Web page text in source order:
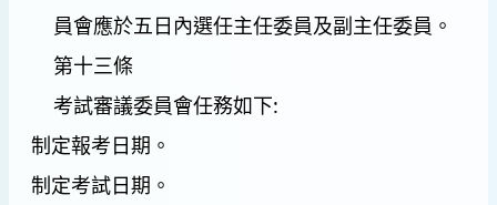
員會應於五日內選任主任委員及副主任委員。
第十三條
考試審議委員會任務如下:
制定報考日期。
制定考試日期。